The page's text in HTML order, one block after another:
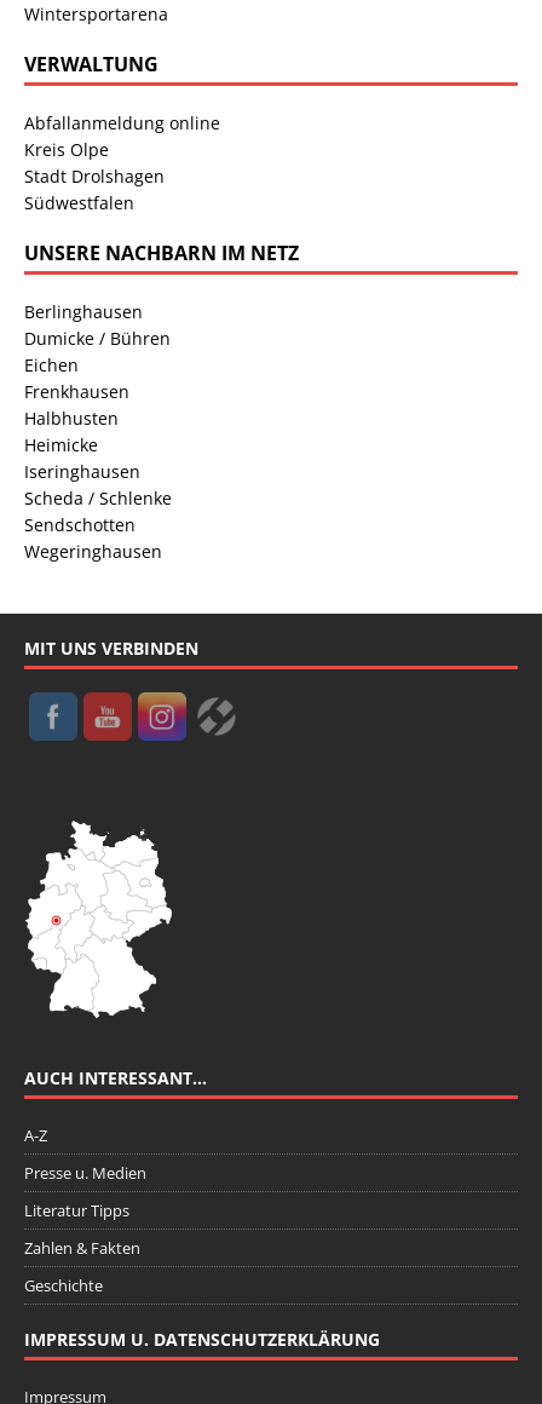
Wintersportarena
VERWALTUNG
Abfallanmeldung online
Kreis Olpe
Stadt Drolshagen
Südwestfalen
UNSERE NACHBARN IM NETZ
Berlinghausen
Dumicke / Bühren
Eichen
Frenkhausen
Halbhusten
Heimicke
Iseringhausen
Scheda / Schlenke
Sendschotten
Wegeringhausen
MIT UNS VERBINDEN
AUCH INTERESSANT…
A-Z
Presse u. Medien
Literatur Tipps
Zahlen & Fakten
Geschichte
IMPRESSUM U. DATENSCHUTZERKLÄRUNG
Impressum